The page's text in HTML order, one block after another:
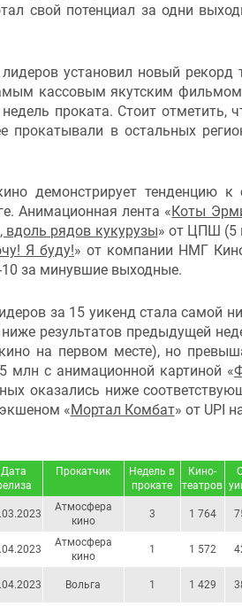
свой потенциал за одни
установил новый рекорд
кассовым якутским
проката. Стоит
прокатывали в остальных
демонстрирует тенденцию
Анимационная лента «Коты
вдоль рядов кукурузы» от ЦПШ (5
Я буду!» от компании НМГ
за минувшие выходные.
за 15 уикенд стала самой
результатов предыдущей
на первом месте), но
млн с анимационной картиной «
оказались ниже
«Мортал Комбат» от UPI
Дата
Прокатчик
Недель в
прокате
Кино-
театров
Атмосфера
кино
3 1 764
Атмосфера
кино
1 1 572
Вольга 1 1 429